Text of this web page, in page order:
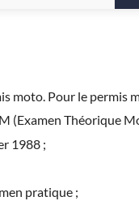
moto. Pour le permis
(Examen Théorique
1988 ;
pratique ;